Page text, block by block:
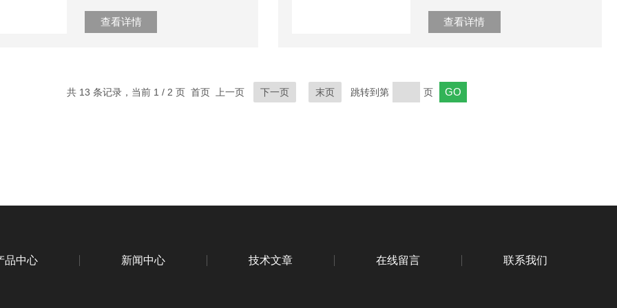
查看详情 查看详情
共 13 条记录，当前 1 / 2 页 首页 上一页 下一页 末页 跳转到第 页
品中心 新闻中心 技术文章 在线留言 联系我们